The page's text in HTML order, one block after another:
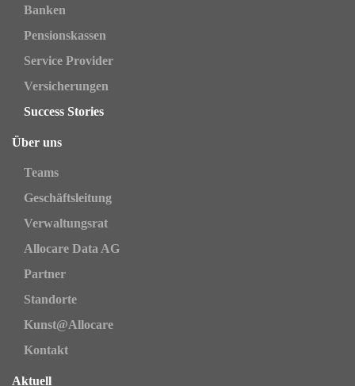
Banken
Pensionskassen
Service Provider
Versicherungen
Success Stories
Über uns
Teams
Geschäftsleitung
Verwaltungsrat
Allocare Data AG
Partner
Standorte
Kunst@Allocare
Kontakt
Aktuell